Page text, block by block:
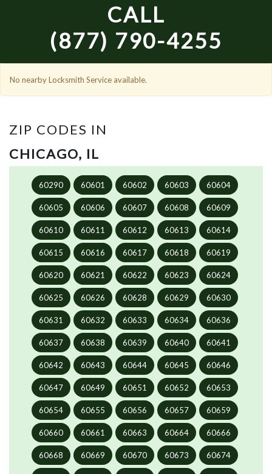
CALL
(877) 790-4255
No nearby Locksmith Service available.
ZIP CODES IN
CHICAGO, IL
60290 60601 60602 60603 60604
60605 60606 60607 60608 60609
60610 60611 60612 60613 60614
60615 60616 60617 60618 60619
60620 60621 60622 60623 60624
60625 60626 60628 60629 60630
60631 60632 60633 60634 60636
60637 60638 60639 60640 60641
60642 60643 60644 60645 60646
60647 60649 60651 60652 60653
60654 60655 60656 60657 60659
60660 60661 60663 60664 60666
60668 60669 60670 60673 60674